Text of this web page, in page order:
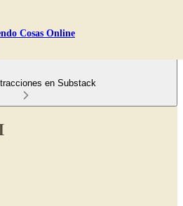
Cosas Online
en Substack